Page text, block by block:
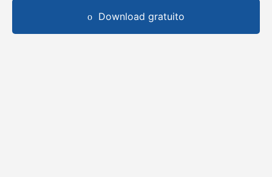
Download gratuito